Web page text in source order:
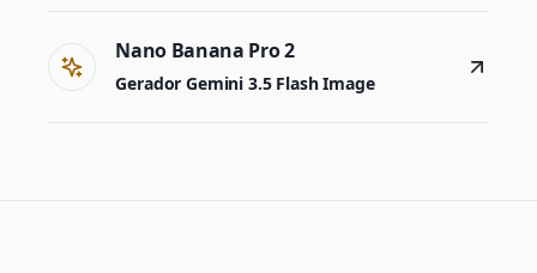
Nano Banana Pro 2
Gerador Gemini 3.5 Flash Image